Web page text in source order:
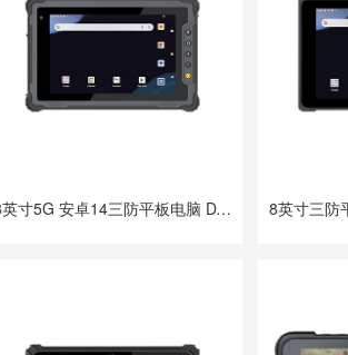
8英寸5G 安卓14三防平板电脑 DTZ-Q0801E-670